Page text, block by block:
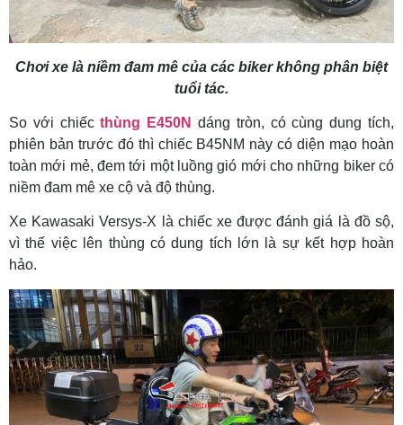
Chơi xe là niềm đam mê của các biker không phân biệt
tuổi tác.
So với chiếcthùng E450N dáng tròn, có cùng dung tích,
phiên bản trước đó thì chiếc B45NM này có diện mạo hoàn
toàn mới mẻ, đem tới một luồng gió mới cho những biker có
niềm đam mê xe cộ và độ thùng.
Xe Kawasaki Versys-X là chiếc xe được đánh giá là đồ sộ,
vì thế việc lên thùng có dung tích lớn là sự kết hợp hoàn
hảo.